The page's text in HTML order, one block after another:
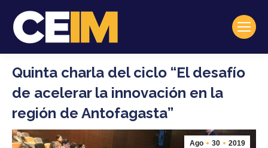
Quinta charla del ciclo “El desafío
de acelerar la innovación en la
región de Antofagasta”
Ago 30 2019